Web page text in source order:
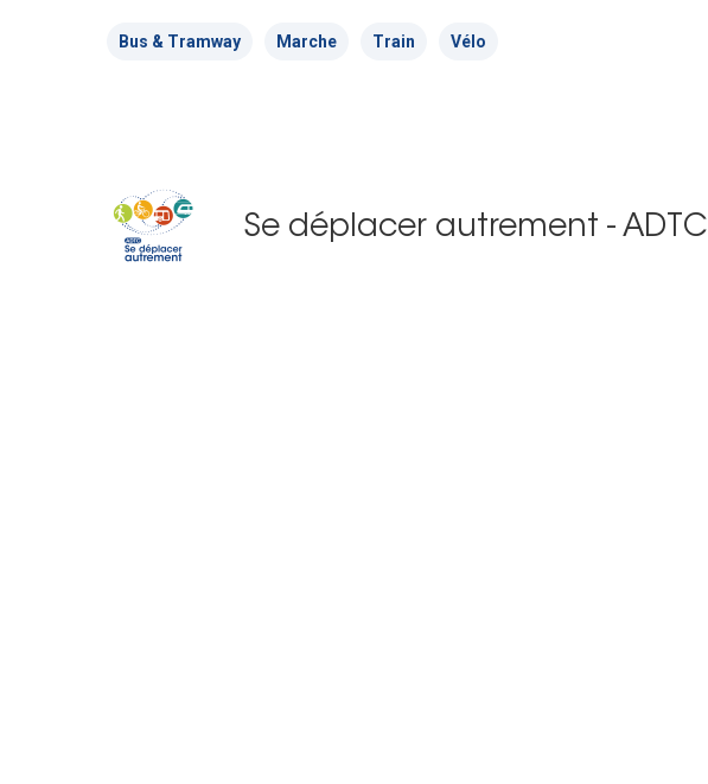
Bus & Tramway Marche Train Vélo
Se déplacer autrement - ADTC